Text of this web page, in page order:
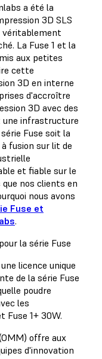
a été la
3D SLS
véritablement
La Fuse 1 et la
aux petites
cette
3D en interne
d'accroître
3D avec des
infrastructure
Fuse soit la
fusion sur lit de
et fiable sur le
nos clients en
nous avons
Fuse et
.
la série Fuse
licence unique
de la série Fuse
poudre
les
Fuse 1+ 30W.
offre aux
d'innovation